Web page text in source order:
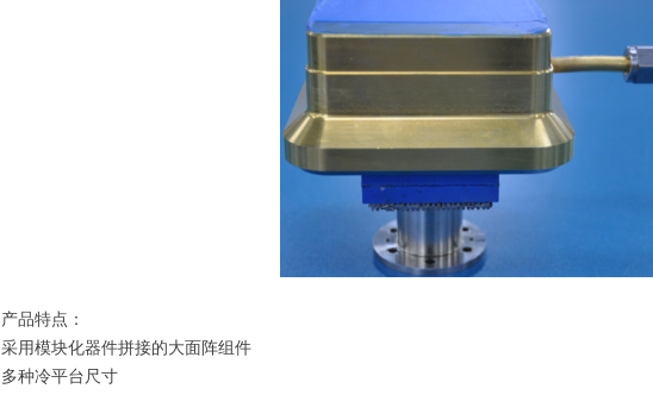
产品特点：
采用模块化器件拼接的大面阵组件
多种冷平台尺寸